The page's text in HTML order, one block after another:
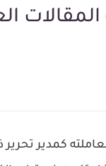
كمدير